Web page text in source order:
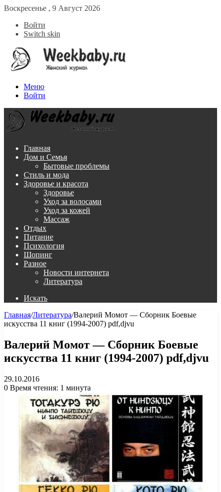
Воскресенье , 9 Август 2026
Войти
Switch skin
Меню
Войти
Главная
Дом и Семья
Бытовые проблемы
Стиль и мода
Здоровье и красота
Здоровье
Уход за волосами
Уход за кожей
Массаж
Отдых
Питание
Психология
Шопинг
Разное
Новости интернета
Литература
Искать
Главная/Литература/Валерий Момот — Сборник Боевые
искусства 11 книг (1994-2007) pdf,djvu
Валерий Момот — Сборник Боевые
искусства 11 книг (1994-2007) pdf,djvu
29.10.2016
0 Время чтения: 1 минута